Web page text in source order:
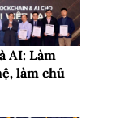
AI: Làm
làm chủ